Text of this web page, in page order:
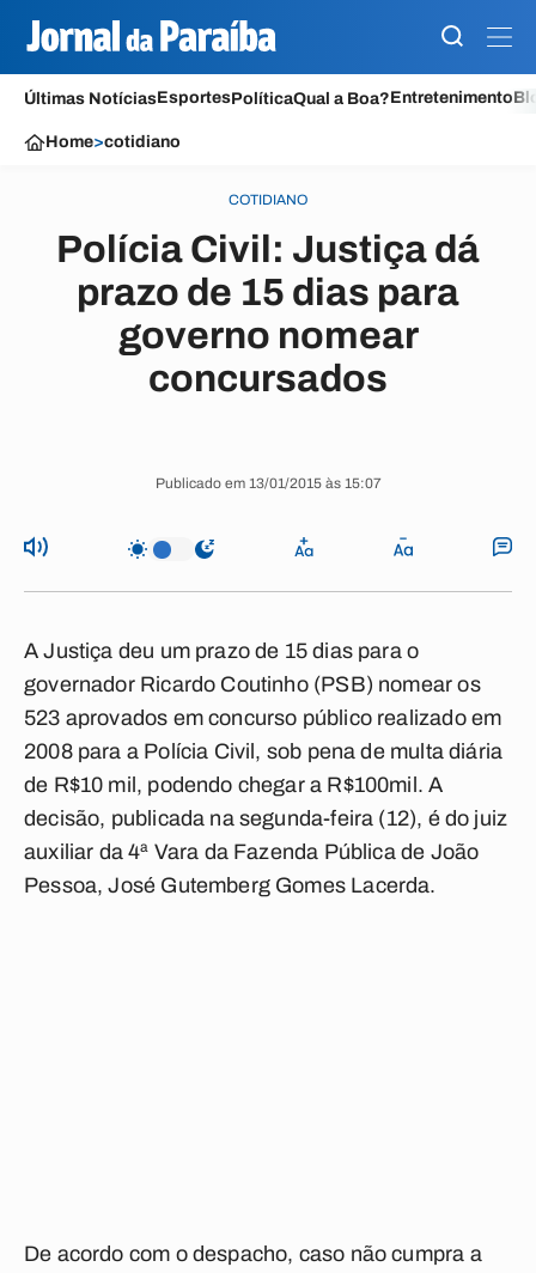
Últimas NotíciasEsportesPolíticaQual a Boa?Entretenimento
Home>cotidiano
COTIDIANO
Polícia Civil: Justiça dá
prazo de 15 dias para
governo nomear
concursados
Publicado em 13/01/2015 às 15:07
A Justiça deu um prazo de 15 dias para o
governador Ricardo Coutinho (PSB) nomear os
523 aprovados em concurso público realizado em
2008 para a Polícia Civil, sob pena de multa diária
de R$10 mil, podendo chegar a R$100mil. A
decisão, publicada na segunda-feira (12), é do juiz
auxiliar da 4ª Vara da Fazenda Pública de João
Pessoa, José Gutemberg Gomes Lacerda.
De acordo com o despacho, caso não cumpra a